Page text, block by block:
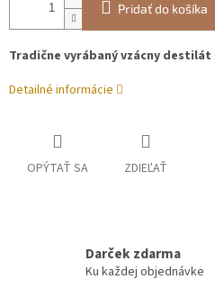
Pridať do košíka
Tradične vyrábaný vzácny
Detailné informácie
OPÝTAŤ SA ZDIEĽAŤ
Darček zdarma
Ku každej objednávke